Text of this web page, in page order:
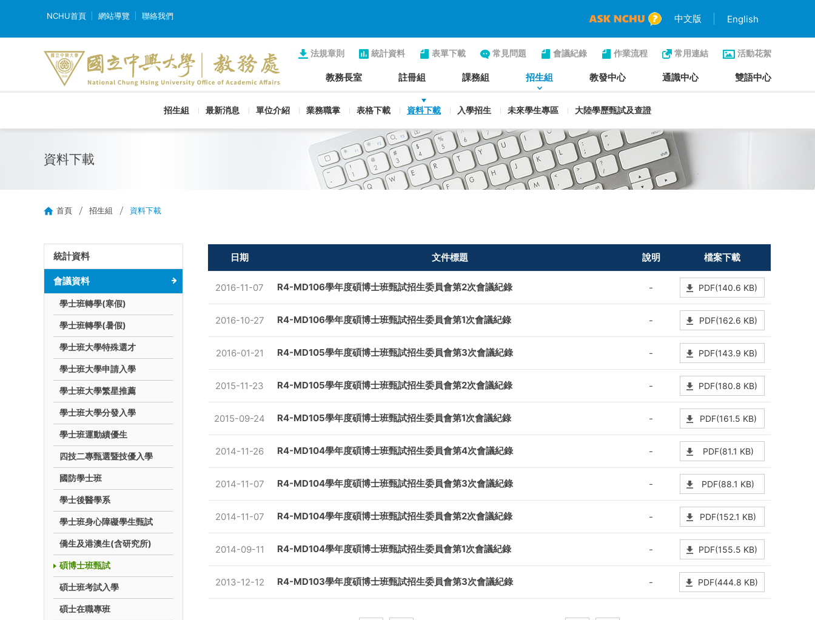
NCHU首頁 網站導覽 聯絡我們 中文版 English
法規章則 統計資料 表單下載 常見問題 會議紀錄 作業流程 常用連結 活動花絮
教務長室 註冊組 課務組 招生組
招生組 最新消息 單位介紹 業務職掌 表格下載 資料下載 入學招生 未來學生專區 大陸學歷甄試及查證
教發中心 通識中心 雙語中心
資料下載
首頁 招生組 資料下載
統計資料
會議資料
學士班轉學(寒假)
學士班轉學(暑假)
學士班大學特殊選才
學士班大學申請入學
學士班大學繁星推薦
學士班大學分發入學
學士班運動績優生
四技二專甄選暨技優入學
國防學士班
學士後醫學系
學士班身心障礙學生甄試
僑生及港澳生(含研究所)
碩博士班甄試
碩士班考試入學
碩士在職專班
日期 文件標題 說明 檔案下載
2016-11-07 R4-MD106學年度碩博士班甄試招生委員會第2次會議紀錄 - PDF(140.6 KB)
2016-10-27 R4-MD106學年度碩博士班甄試招生委員會第1次會議紀錄 - PDF(162.6 KB)
2016-01-21 R4-MD105學年度碩博士班甄試招生委員會第3次會議紀錄 - PDF(143.9 KB)
2015-11-23 R4-MD105學年度碩博士班甄試招生委員會第2次會議紀錄 - PDF(180.8 KB)
2015-09-24 R4-MD105學年度碩博士班甄試招生委員會第1次會議紀錄 - PDF(161.5 KB)
2014-11-26 R4-MD104學年度碩博士班甄試招生委員會第4次會議紀錄 - PDF(81.1 KB)
2014-11-07 R4-MD104學年度碩博士班甄試招生委員會第3次會議紀錄 - PDF(88.1 KB)
2014-11-07 R4-MD104學年度碩博士班甄試招生委員會第2次會議紀錄 - PDF(152.1 KB)
2014-09-11 R4-MD104學年度碩博士班甄試招生委員會第1次會議紀錄 - PDF(155.5 KB)
2013-12-12 R4-MD103學年度碩博士班甄試招生委員會第3次會議紀錄 - PDF(444.8 KB)